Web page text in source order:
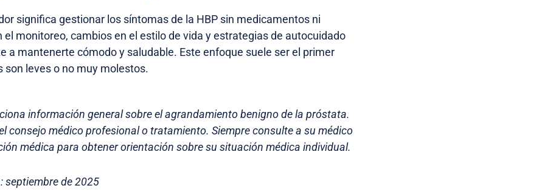
significa gestionar los síntomas de la HBP sin medicamentos ni
el monitoreo, cambios en el estilo de vida y estrategias de autocuidado
a mantenerte cómodo y saludable. Este enfoque suele ser el primer
son leves o no muy molestos.
información general sobre el agrandamiento benigno de la próstata.
consejo médico profesional o tratamiento. Siempre consulte a su médico
médica para obtener orientación sobre su situación médica individual.
septiembre de 2025